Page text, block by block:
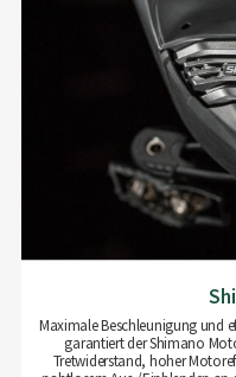
Maximale Beschleunigung und
garantiert der Shimano
Tretwiderstand, hoher